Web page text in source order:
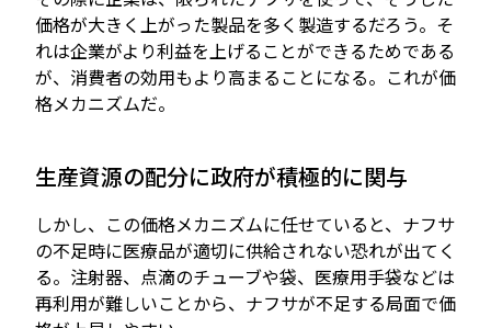
価格が大きく上がった製品を多く製造するだろう。そ
れは企業がより利益を上げることができるためである
が、消費者の効用もより高まることになる。これが価
格メカニズムだ。
生産資源の配分に政府が積極的に関与
しかし、この価格メカニズムに任せていると、ナフサ
の不足時に医療品が適切に供給されない恐れが出てく
る。注射器、点滴のチューブや袋、医療用手袋などは
再利用が難しいことから、ナフサが不足する局面で価